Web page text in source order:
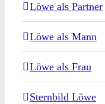
Löwe als Partner
Löwe als Mann
Löwe als Frau
Sternbild Löwe